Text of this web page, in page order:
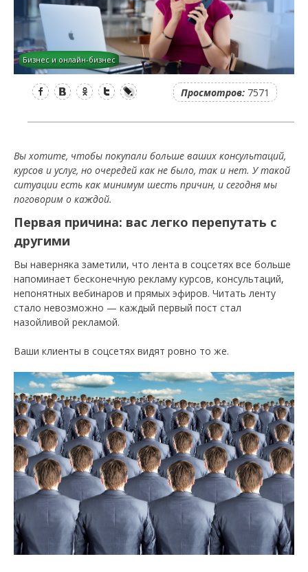
Бизнес и онлайн-бизнес
Просмотров:7571
Вы хотите, чтобы покупали больше ваших консультаций,
курсов и услуг, но очередей как не было, так и нет. У такой
ситуации есть как минимум шесть причин, и сегодня мы
поговорим о каждой.
Первая причина: вас легко перепутать с
другими
Вы наверняка заметили, что лента в соцсетях все больше
напоминает бесконечную рекламу курсов, консультаций,
непонятных вебинаров и прямых эфиров. Читать ленту
стало невозможно — каждый первый пост стал
назойливой рекламой.
Ваши клиенты в соцсетях видят ровно то же.